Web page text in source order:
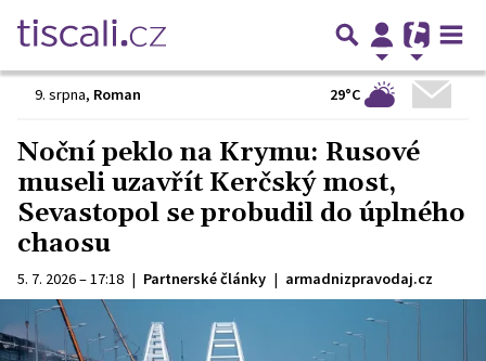
9. srpna, Roman 29°C
Noční peklo na Krymu: Rusové
museli uzavřít Kerčský most,
Sevastopol se probudil do úplného
chaosu
5. 7. 2026 – 17:18 | Partnerské články | armadnizpravodaj.cz